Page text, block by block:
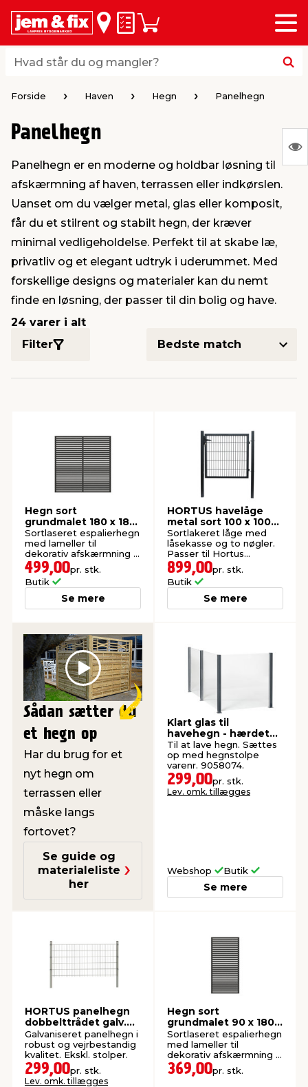
Hvad står du og mangler?
Hvad står du og mangler?
Huskeseddel
Indkøbskurv
Menu
loft & vægge
vinduer
brædder
& ukrudt
& varme
& ophæng
& opbevaring
& persienner
& sikkerhed
& syltning
& armatur
& ventilation
kloak
fittings
Home
& kemikalier
& fugemasse
af værktøj
maskiner
& spande
underholdning
udendørs spa
Forside Haven Hegn Panelhegn
Panelhegn
Panelhegn er en moderne og holdbar løsning til
afskærmning af haven, terrassen eller indkørslen.
Uanset om du vælger metal, glas eller komposit,
får du et stilrent og stabilt hegn, der kræver
minimal vedligeholdelse. Perfekt til at skabe læ,
privatliv og et elegant udtryk i uderummet. Med
forskellige designs og materialer kan du nemt
finde en løsning, der passer til din bolig og have.
24 varer i alt
Filter
Hegn sort
grundmalet 180 x 180
cm
Sortlaseret espalierhegn
med lameller til
dekorativ afskærmning i
haven.
499,00pr. stk.
Butik
Se mere
HORTUS havelåge
metal sort 100 x 100
cm
Sortlakeret låge med
låsekasse og to nøgler.
Passer til Hortus
panelhegn.
899,00pr. stk.
Butik
Se mere
Play
Sådan sætter du
et hegn op
Har du brug for et
nyt hegn om
terrassen eller
måske langs
fortovet?
Se guide og
materialeliste
her
Klart glas til
havehegn - hærdet
og 6 mm
Til at lave hegn. Sættes
op med hegnstolpe
varenr. 9058074.
299,00pr. stk.
Lev. omk. tillægges
Webshop Butik
Se mere
HORTUS panelhegn
dobbelttrådet galv.
201 x 103 cm
Galvaniseret panelhegn i
robust og vejrbestandig
kvalitet. Ekskl. stolper.
299,00pr. stk.
Lev. omk. tillægges
Hegn sort
grundmalet 90 x 180
cm
Sortlaseret espalierhegn
med lameller til
dekorativ afskærmning i
haven.
369,00pr. stk.